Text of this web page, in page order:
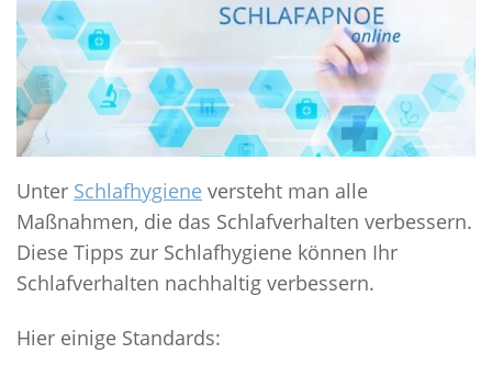
ZUNGENSCHRITTMACHER
OPERATIVE SCHLAFAPNOE THERAPIE
SPANGENTHERAPIE
GESUNDER SCHLAF
DER SCHLAFZYKLUS UND SEINE PHASEN
11 SCHLAFTIPPS FÜR EINEN GESUNDEN SCHLAF
SELBSTHILFE
SCHLAFHYGIENE
Unter Schlafhygiene versteht man alle
Maßnahmen, die das Schlafverhalten verbessern.
Diese Tipps zur Schlafhygiene können Ihr
Schlafverhalten nachhaltig verbessern.
Hier einige Standards: